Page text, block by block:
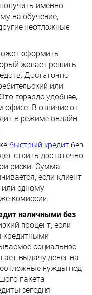
именно
на обучение,
неотложные
оформить
желает решить
Достаточно
или
гораздо удобнее,
офисе. В отличие от
в режиме онлайн
быстрый кредит без
стоить достаточно
риски. Сумма
если клиент
или одному
комиссии.
наличными без
процент, если
кредитными
социальное
выдачу денег на
нужды под
пакета
сегодня